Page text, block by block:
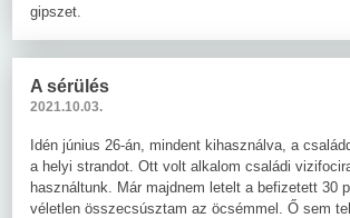
gipszet.
A sérülés
2021.10.03.
Idén június 26-án, mindent kihasználva, a
a helyi strandot. Ott volt alkalom családi
használtunk. Már majdnem letelt a befizetett 30
véletlen összecsúsztam az öcsémmel. Ő sem